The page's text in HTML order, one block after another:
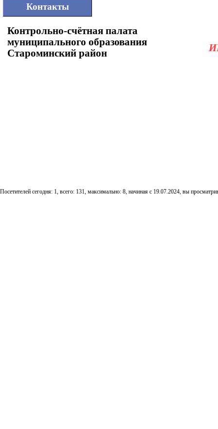
Контакты
Контрольно-счётная палата
муниципального образования
Староминский район
Посетителей сегодня: 1, всего: 131, максимально: 8, начиная с 19.07.2024, вы